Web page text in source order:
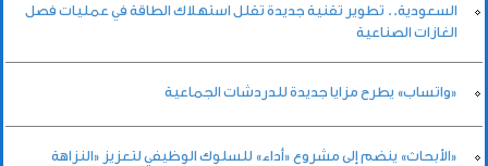
السعودية.. تطوير تقنية جديدة تقلل استهلاك الطاقة في عمليات فصل
الغازات الصناعية
«واتساب» يطرح مزايا جديدة للدردشات الجماعية
«الأبحاث» ينضم إلى مشروع «أداء» للسلوك الوظيفي لتعزيز «النزاهة